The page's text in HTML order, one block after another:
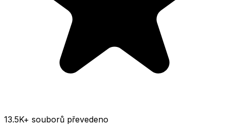
13.5K+ souborů převedeno